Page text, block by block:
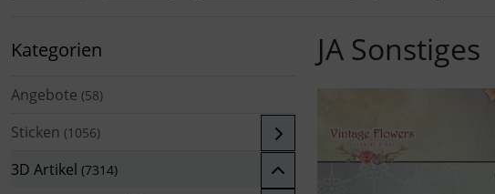
Kategorien
Angebote (58)
Sticken (1056)
3D Artikel (7314)
JA Sonstiges